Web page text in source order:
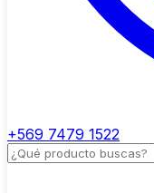
+569 7479 1522
Buscar productos